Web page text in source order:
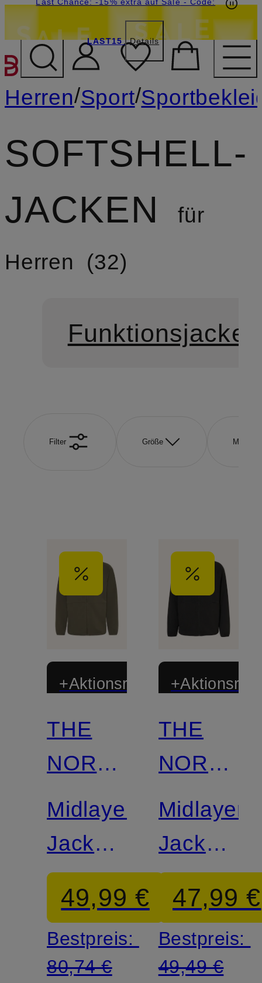
ZUM HAUPTINHALT
LAST15 Details
Herren/Sport/
SOFTSHELL-
JACKEN
für
Herren
32
Funktionsjacken
Filter Größe Marke
+Aktionsrabatt
THE
NORTH
FACE
Midlayer-
Jacke
KECHA
49,99 €
Bestpreis:
80,74 €
THE
NORTH
FACE
Midlayer-
Jacke
KECHA
47,99 €
Bestpreis:
49,49 €